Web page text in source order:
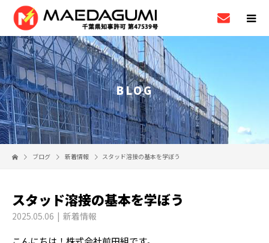
BLOG
ブログ 新着情報 スタッド溶接の基本を学ぼう
スタッド溶接の基本を学ぼう
2025.05.06 新着情報